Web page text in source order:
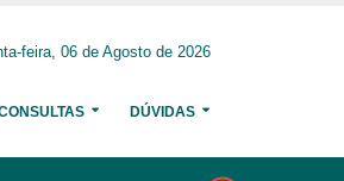
feira, 06 de Agosto de 2026
DÚVIDAS